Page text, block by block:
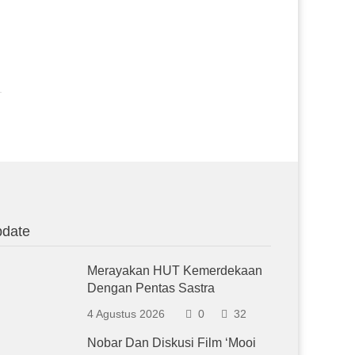
Merayakan HUT Kemerdekaan
Dengan Pentas Sastra
4 Agustus 2026 0 32
Nobar Dan Diskusi Film ‘Mooi